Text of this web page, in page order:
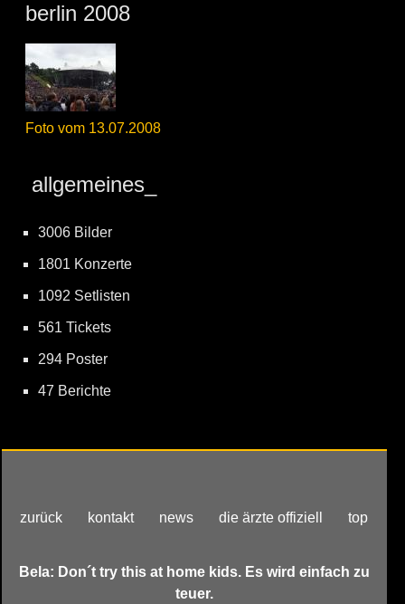
berlin 2008
Foto vom 13.07.2008
allgemeines_
3006 Bilder
1801 Konzerte
1092 Setlisten
561 Tickets
294 Poster
47 Berichte
zurück kontakt news die ärzte offiziell top
Bela: Don´t try this at home kids. Es wird einfach zu
teuer.